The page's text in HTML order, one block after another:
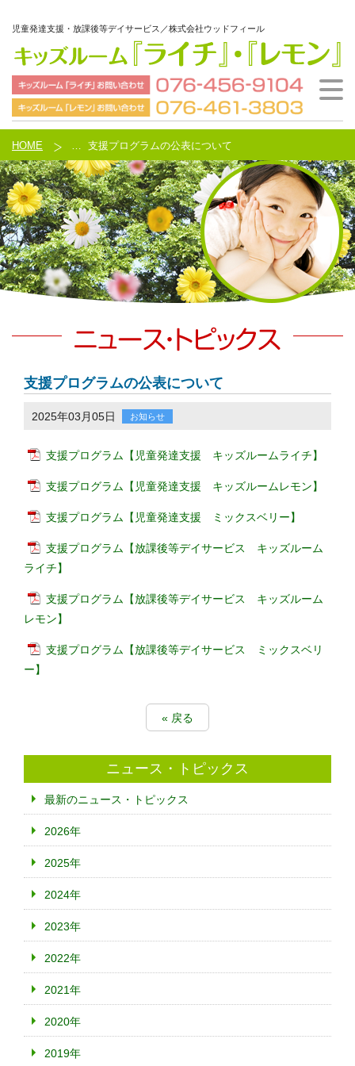
児童発達支援・放課後等デイサービス／株式会社ウッドフィール
HOME … 支援プログラムの公表について
支援プログラムの公表について
2025年03月05日 お知らせ
支援プログラム【児童発達支援 キッズルームライチ】
支援プログラム【児童発達支援 キッズルームレモン】
支援プログラム【児童発達支援 ミックスベリー】
支援プログラム【放課後等デイサービス キッズルーム
ライチ】
支援プログラム【放課後等デイサービス キッズルーム
レモン】
支援プログラム【放課後等デイサービス ミックスベリ
ー】
« 戻る
ニュース・トピックス
最新のニュース・トピックス
2026年
2025年
2024年
2023年
2022年
2021年
2020年
2019年